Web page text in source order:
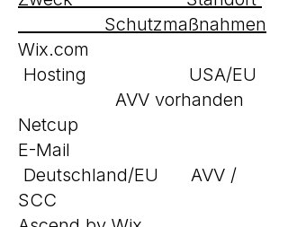
Schutzmaßnahmen
Wix.com
Hosting USA/EU
AVV vorhanden
Netcup
E-Mail
Deutschland/EU AVV /
SCC